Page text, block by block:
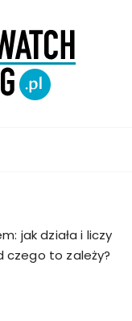
jak działa i liczy
czego to zależy?